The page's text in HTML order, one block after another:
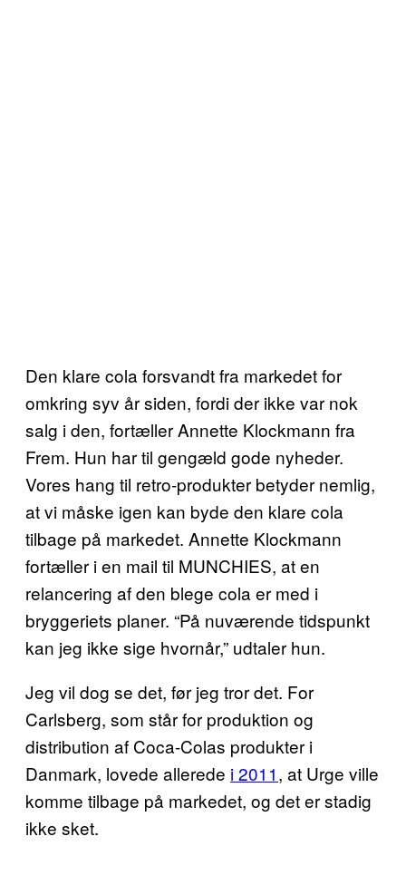
Den klare cola forsvandt fra markedet for
omkring syv år siden, fordi der ikke var nok
salg i den, fortæller Annette Klockmann fra
Frem. Hun har til gengæld gode nyheder.
Vores hang til retro-produkter betyder nemlig,
at vi måske igen kan byde den klare cola
tilbage på markedet. Annette Klockmann
fortæller i en mail til MUNCHIES, at en
relancering af den blege cola er med i
bryggeriets planer. “På nuværende tidspunkt
kan jeg ikke sige hvornår,” udtaler hun.
Jeg vil dog se det, før jeg tror det. For
Carlsberg, som står for produktion og
distribution af Coca-Colas produkter i
Danmark, lovede allerede i 2011, at Urge ville
komme tilbage på markedet, og det er stadig
ikke sket.